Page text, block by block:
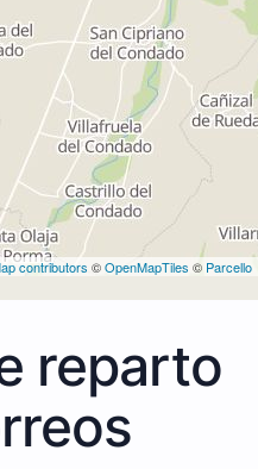
contributors ©OpenMapTiles © Parcello
reparto